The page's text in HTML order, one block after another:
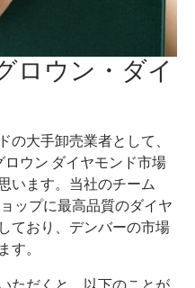
ロウン・ダイ
大手卸売業者として、
ロウン ダイヤモンド市場
います。当社のチーム
ップに最高品質のダイヤ
ており、デンバーの市場
。